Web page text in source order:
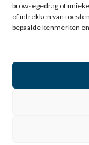
browsegedrag of
of intrekken van
bepaalde kenmerken
Over ons
Contact
Account
© 2026